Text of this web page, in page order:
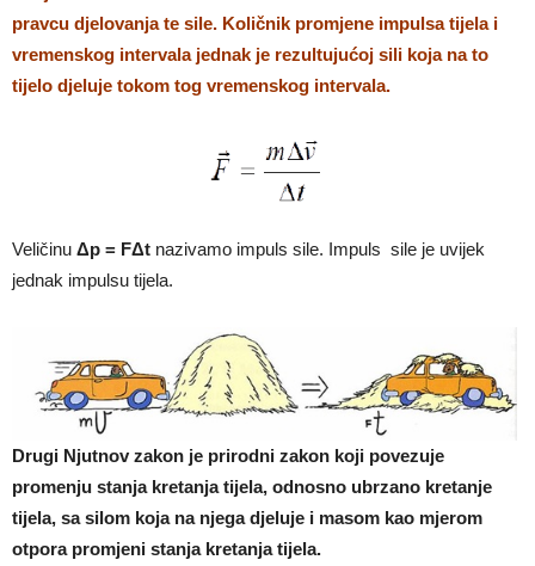
pravcu djelovanja te sile. Količnik promjene impulsa tijela i
vremenskog intervala jednak je rezultujućoj sili koja na to
tijelo djeluje tokom tog vremenskog intervala.
Veličinu Δp = FΔt nazivamo impuls sile. Impuls sile je uvijek
jednak impulsu tijela.
Drugi Njutnov zakon je prirodni zakon koji povezuje
promenju stanja kretanja tijela, odnosno ubrzano kretanje
tijela, sa silom koja na njega djeluje i masom kao mjerom
otpora promjeni stanja kretanja tijela.